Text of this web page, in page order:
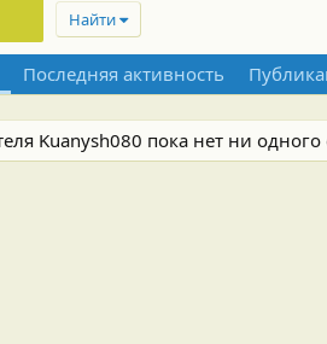
Найти
Последняя активность
Kuanysh080 пока нет ни